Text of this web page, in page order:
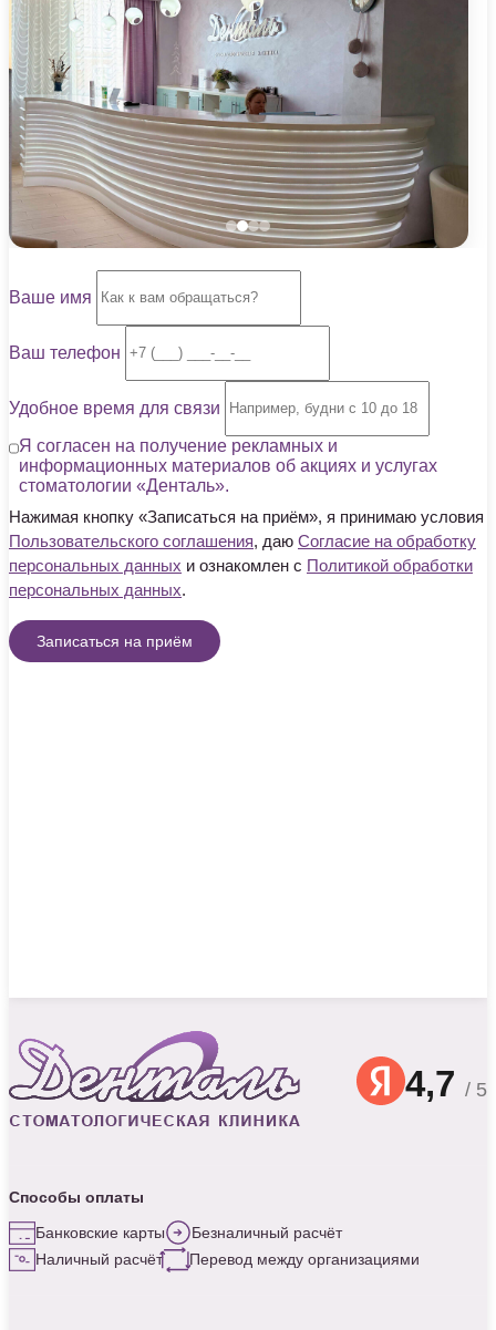
Ваше имя
Ваш телефон
Удобное время для связи
Я согласен на получение рекламных и
информационных материалов об акциях и услугах
стоматологии «Денталь».
Нажимая кнопку «Записаться на приём», я принимаю условия
Пользовательского соглашения, даю Согласие на обработку
персональных данных и ознакомлен с Политикой обработки
персональных данных.
Записаться на приём
4,7 / 5
Способы оплаты
Банковские карты
Безналичный расчёт
Наличный расчёт
Перевод между организациями